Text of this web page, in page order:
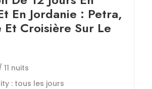
En Jordanie : Petra,
Et Croisière Sur Le
nuits
: tous les jours